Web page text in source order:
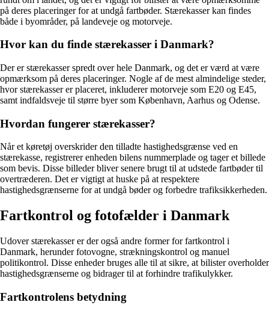
på deres placeringer for at undgå fartbøder. Stærekasser kan findes
både i byområder, på landeveje og motorveje.
Hvor kan du finde stærekasser i Danmark?
Der er stærekasser spredt over hele Danmark, og det er værd at være
opmærksom på deres placeringer. Nogle af de mest almindelige steder,
hvor stærekasser er placeret, inkluderer motorveje som E20 og E45,
samt indfaldsveje til større byer som København, Aarhus og Odense.
Hvordan fungerer stærekasser?
Når et køretøj overskrider den tilladte hastighedsgrænse ved en
stærekasse, registrerer enheden bilens nummerplade og tager et billede
som bevis. Disse billeder bliver senere brugt til at udstede fartbøder til
overtræderen. Det er vigtigt at huske på at respektere
hastighedsgrænserne for at undgå bøder og forbedre trafiksikkerheden.
Fartkontrol og fotofælder i Danmark
Udover stærekasser er der også andre former for fartkontrol i
Danmark, herunder fotovogne, strækningskontrol og manuel
politikontrol. Disse enheder bruges alle til at sikre, at bilister overholder
hastighedsgrænserne og bidrager til at forhindre trafikulykker.
Fartkontrolens betydning